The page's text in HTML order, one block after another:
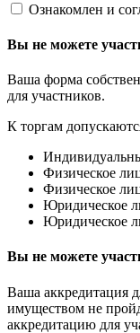
Ознакомлен и
Вы не можете
Ваша форма
для участников.
К торгам
Физическое
Физическое
Юридическое
Юридическое
Вы не можете
Ваша аккредитация
имуществом не
аккредитацию для